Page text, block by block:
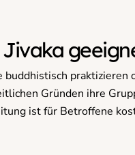
Jivaka
buddhistisch praktizieren
Gründen ihre
ist für Betroffene